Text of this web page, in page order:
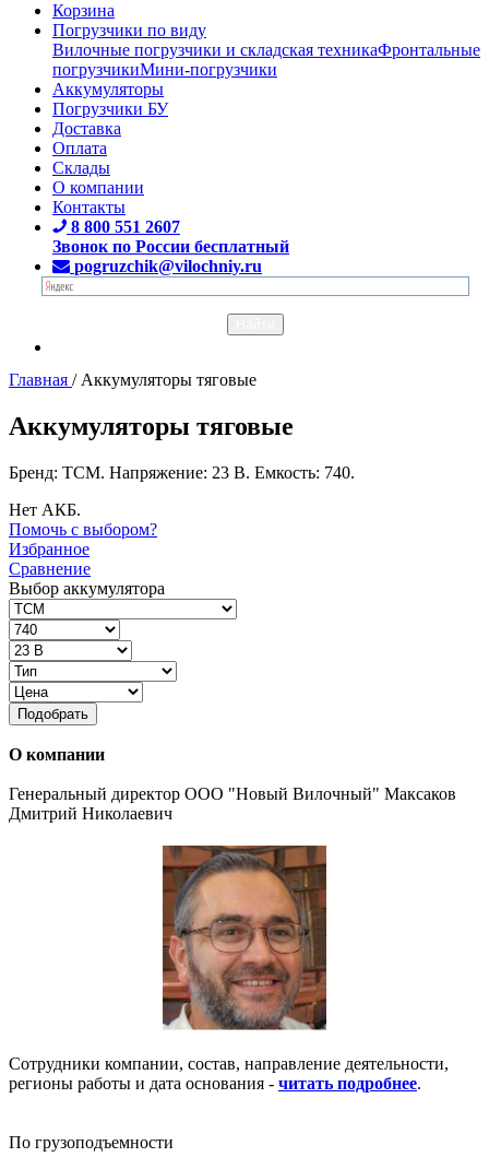
Корзина
Погрузчики по виду
Вилочные погрузчики и складская техникаФронтальные
погрузчикиМини-погрузчики
Аккумуляторы
Погрузчики БУ
Доставка
Оплата
Склады
О компании
Контакты
8 800 551 2607
Звонок по России бесплатный
pogruzchik@vilochniy.ru
Главная / Аккумуляторы тяговые
Аккумуляторы тяговые
Бренд: TCM. Напряжение: 23 В. Емкость: 740.
Нет АКБ.
Помочь с выбором?
Избранное
Сравнение
Выбор аккумулятора
Подобрать
О компании
Генеральный директор ООО "Новый Вилочный" Максаков
Дмитрий Николаевич
Сотрудники компании, состав, направление деятельности,
регионы работы и дата основания - читать подробнее.
По грузоподъемности